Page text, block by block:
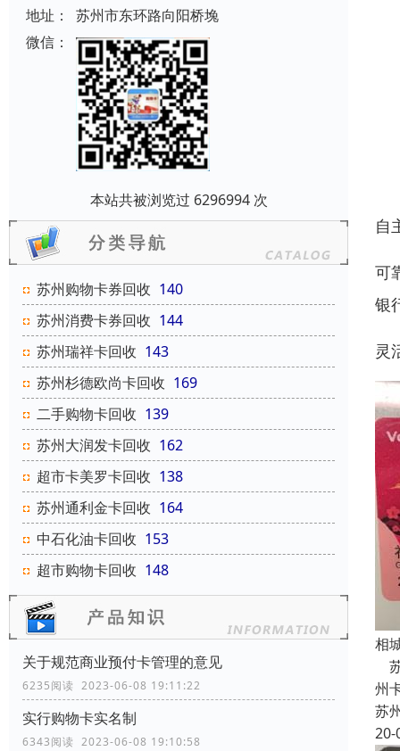
地址：
苏州市东环路向阳桥堍
微信：
本站共被浏览过 6296994 次
苏州购物卡券回收 140
苏州消费卡券回收 144
苏州瑞祥卡回收 143
苏州杉德欧尚卡回收 169
二手购物卡回收 139
苏州大润发卡回收 162
超市卡美罗卡回收 138
苏州通利金卡回收 164
中石化油卡回收 153
超市购物卡回收 148
关于规范商业预付卡管理的意见
6235阅读 2023-06-08 19:11:22
实行购物卡实名制
6343阅读 2023-06-08 19:10:58
自
可
银
灵
相
州
苏
20-